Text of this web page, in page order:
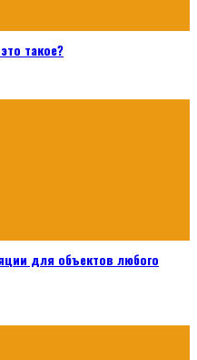
такое?
для объектов любого